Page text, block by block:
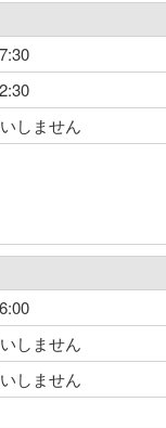
しません
しません
しません